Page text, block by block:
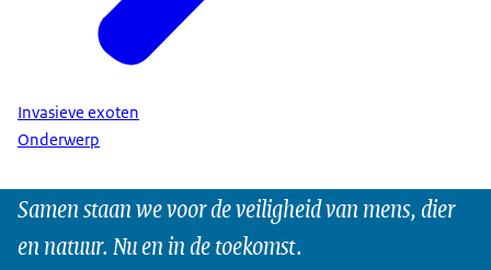
Invasieve exoten
Onderwerp
Samen staan we voor de veiligheid van mens, dier
en natuur. Nu en in de toekomst.